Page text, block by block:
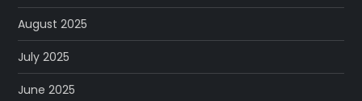
August 2025
July 2025
June 2025